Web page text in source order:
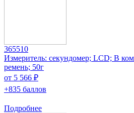
365510
Измеритель: секундомер; LCD; В
ремень; 50г
от 5 566 ₽
+835 баллов
Подробнее